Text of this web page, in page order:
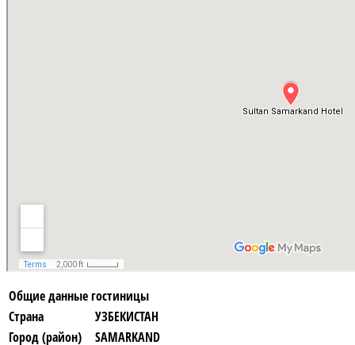
Общие данные гостиницы
Страна
УЗБЕКИСТАН
Город (район)
SAMARKAND